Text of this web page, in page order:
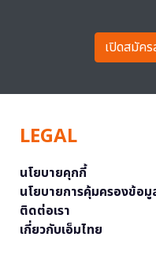
เปิดสมัค
LEGAL
นโยบายคุกกี้
นโยบายการคุ้มครองข้อ
ติดต่อเรา
เกี่ยวกับเอ็มไทย